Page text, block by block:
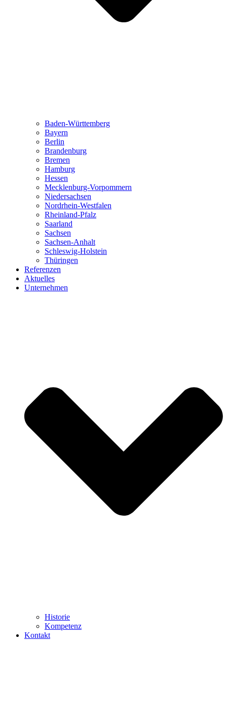
Baden-Württemberg
Bayern
Berlin
Brandenburg
Bremen
Hamburg
Hessen
Mecklenburg-Vorpommern
Niedersachsen
Nordrhein-Westfalen
Rheinland-Pfalz
Saarland
Sachsen
Sachsen-Anhalt
Schleswig-Holstein
Thüringen
Referenzen
Aktuelles
Unternehmen
Historie
Kompetenz
Kontakt